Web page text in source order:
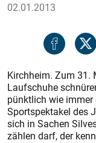
02.01.2013
Kirchheim. Zum 31.
Laufschuhe
pünktlich wie
Sportspektakel des
sich in Sachen
zählen darf, der